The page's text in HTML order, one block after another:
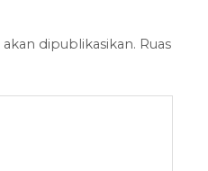
dipublikasikan. Ruas